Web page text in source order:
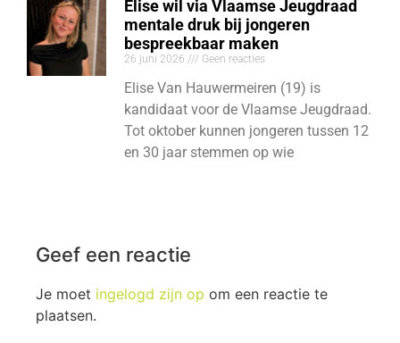
Elise wil via Vlaamse Jeugdraad
mentale druk bij jongeren
bespreekbaar maken
26 juni 2026 Geen reacties
Elise Van Hauwermeiren (19) is
kandidaat voor de Vlaamse Jeugdraad.
Tot oktober kunnen jongeren tussen 12
en 30 jaar stemmen op wie
Geef een reactie
Je moet ingelogd zijn op om een reactie te
plaatsen.